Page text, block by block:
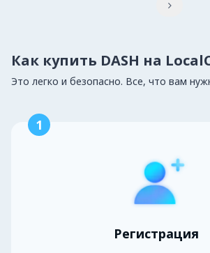

Как купить DASH на
Это легко и безопасно. Все, что вам
1
Регистрация